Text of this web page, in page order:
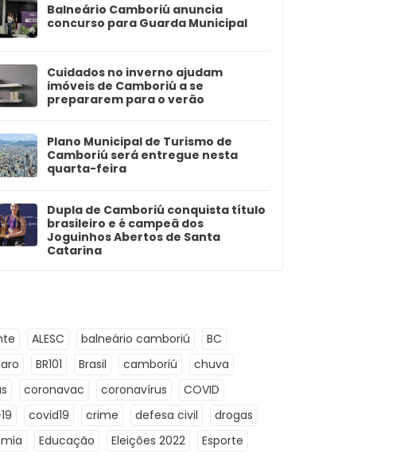
Balneário Camboriú anuncia
concurso para Guarda Municipal
Cuidados no inverno ajudam
imóveis de Camboriú a se
prepararem para o verão
Plano Municipal de Turismo de
Camboriú será entregue nesta
quarta-feira
Dupla de Camboriú conquista título
brasileiro e é campeã dos
Joguinhos Abertos de Santa
Catarina
ALESC balneário camboriú
BC
BR101 Brasil camboriú
chuva
coronavac coronavírus
COVID
covid19 crime defesa civil
drogas
Educação Eleições 2022
Esporte